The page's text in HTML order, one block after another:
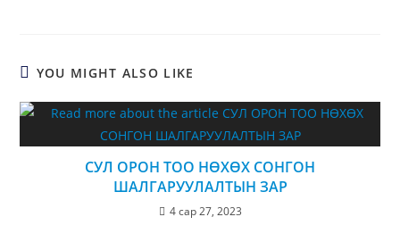
YOU MIGHT ALSO LIKE
СУЛ ОРОН ТОО НӨХӨХ СОНГОН
ШАЛГАРУУЛАЛТЫН ЗАР
4 сар 27, 2023